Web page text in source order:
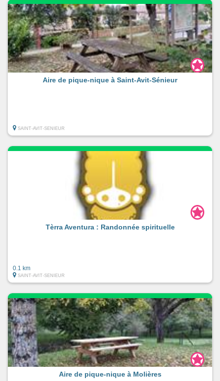
Aire de pique-nique à Saint-Avit-Sénieur
SAINT-AVIT-SENIEUR
Tèrra Aventura : Randonnée spirituelle
0.1 km
SAINT-AVIT-SENIEUR
Aire de pique-nique à Molières